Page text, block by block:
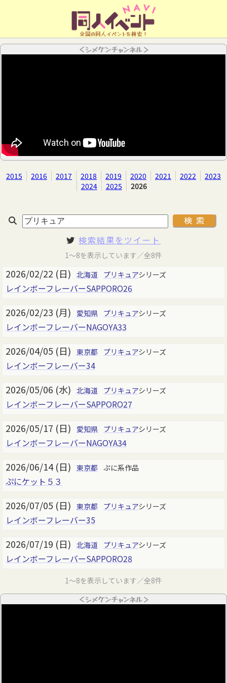
全国の同人イベントを検索！
＜シメケンチャンネル＞
2015 2016 2017 2018 2019 2020 2021 2022
2023
2024
2025 2026
検索結果をツイート
1～8を表示しています／全8件
2026/02/22 (日) 北海道 プリキュアシリーズ
レインボーフレーバーSAPPORO26
2026/02/23 (月) 愛知県 プリキュアシリーズ
レインボーフレーバーNAGOYA33
2026/04/05 (日) 東京都 プリキュアシリーズ
レインボーフレーバー34
2026/05/06 (水) 北海道 プリキュアシリーズ
レインボーフレーバーSAPPORO27
2026/05/17 (日) 愛知県 プリキュアシリーズ
レインボーフレーバーNAGOYA34
2026/06/14 (日) 東京都 ぷに系作品
ぷにケット５３
2026/07/05 (日) 東京都 プリキュアシリーズ
レインボーフレーバー35
2026/07/19 (日) 北海道 プリキュアシリーズ
レインボーフレーバーSAPPORO28
1～8を表示しています／全8件
＜シメケンチャンネル＞